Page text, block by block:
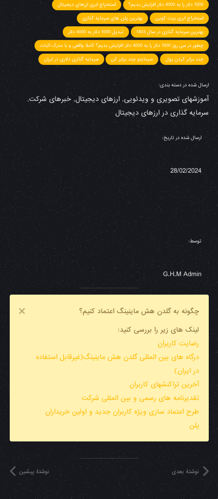
1000 دلار را به 4000 دلار افزایش بدیم؟
استخراج ابری ارزهای دیجیتال
استخراج ابری بیت کوین
بهترین پلن های سرمایه گذاری
بهترین سرمایه گذاری در سال 1403
تبدیل 1000 دلار به 4000 دلار
چطور در سی روز 1000 دلار را به 4000 دلار افزایش بدیم؟ کاملا واقعی و با مدرک اثبات
چند برابر کردن پول
سرمایتو چند برابر کن سرمایه گذاری دلاری در ایران
ارسال شده در دسته بندی:
آموزشهای تصویری و ویدئویی,ارزهای دیجیتال,خبرهای شرکت,
سرمایه گذاری در ارزهای دیجیتال
ارسال شده در تاریخ:
28/02/2024
توسط:
G.H.M Admin
چگونه به گلدن هش ماینینگ اعتماد کنیم؟
لینک های زیر را بررسی کنید:
رضایت کاربران
درگاه های بین المللی گلدن هش ماینینگ(غیرقابل استفاده
در ایران)
آخرین تراکنشهای کاربران
تقدیرنامه های رسمی و بین المللی شرکت
طرح اعتماد سازی ویژه کاربران جدید و اولین خریداران
پلن
نوشتهٔ پیشین نوشتهٔ بعدی